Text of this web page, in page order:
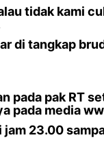
tidak kami
di tangkap
pada pak RT
pada media
jam 23.00